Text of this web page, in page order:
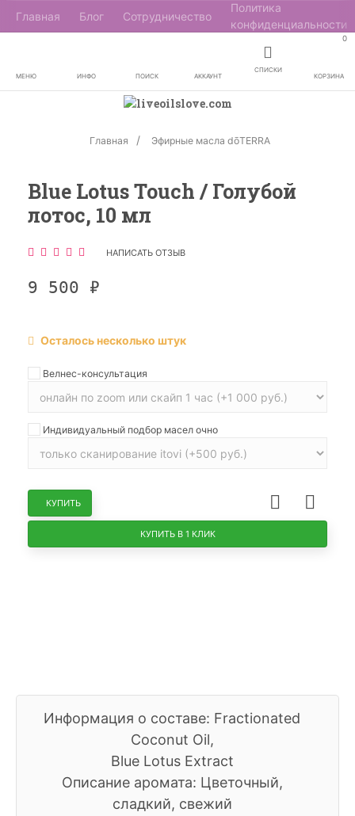
Главная Блог Сотрудничество
Политика
конфиденциальности
МЕНЮ ИНФО ПОИСК АККАУНТ
СПИСКИ
0
КОРЗИНА
Главная Эфирные масла dōTERRA
Blue Lotus Touch / Голубой
лотос, 10 мл
НАПИСАТЬ ОТЗЫВ
9 500 ₽
Осталось несколько штук
Велнес-консультация
Индивидуальный подбор масел очно
КУПИТЬ
КУПИТЬ В 1 КЛИК
Информация о составе: Fractionated
Coconut Oil,
Blue Lotus Extract
Описание аромата: Цветочный,
сладкий, свежий